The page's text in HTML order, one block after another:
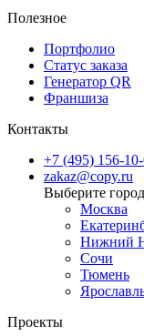
Полезное
Портфолио
Статус заказа
Генератор QR
Франшиза
Контакты
+7 (495) 156-
zakaz@copy.ru
Москва
Нижний
Сочи
Тюмень
Проекты